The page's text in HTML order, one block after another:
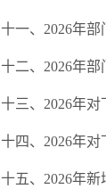
十一、2026年
十二、2026年
十三、2026年
十四、2026年
十五、2026年